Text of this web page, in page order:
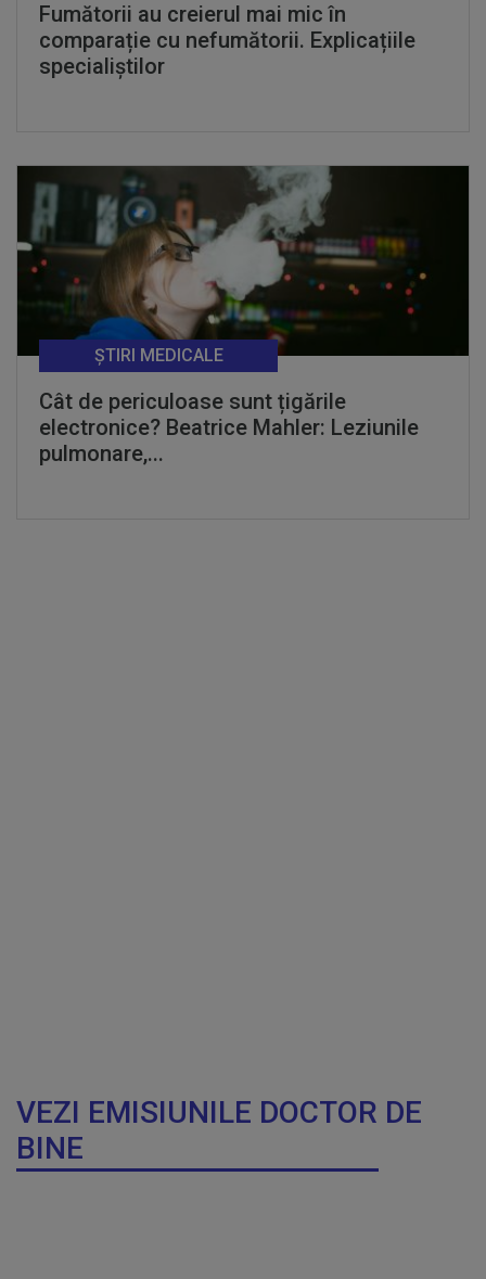
Fumătorii au creierul mai mic în
comparație cu nefumătorii. Explicațiile
specialiștilor
Cât de periculoase sunt țigările
electronice? Beatrice Mahler: Leziunile
pulmonare,...
ȘTIRI MEDICALE
VEZI EMISIUNILE DOCTOR DE
BINE